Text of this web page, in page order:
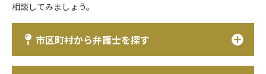
相談してみましょう。
市区町村から弁護士を探す